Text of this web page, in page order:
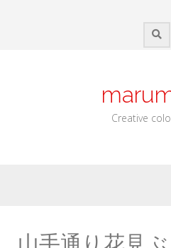
Creative